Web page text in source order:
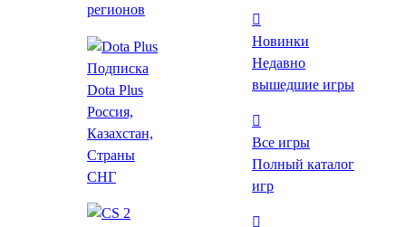
регионов
Подписка
Dota Plus
Россия,
Казахстан,
Страны
СНГ
Новинки
Недавно
вышедшие игры
Все игры
Полный каталог
игр
Купить Oxenfree со
скидкой
Об игре
Требования
Похожие